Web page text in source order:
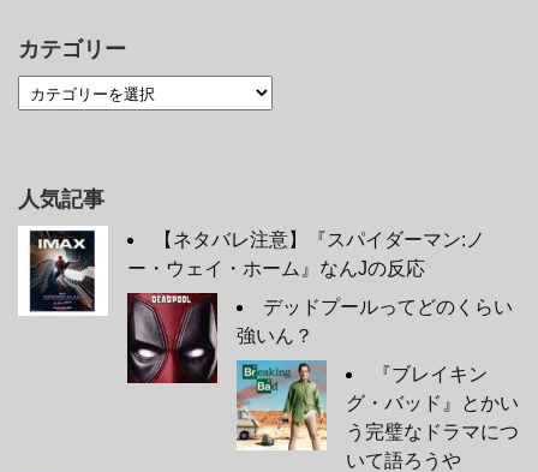
カテゴリー
人気記事
【ネタバレ注意】『スパイダーマン:ノ
ー・ウェイ・ホーム』なんJの反応
デッドプールってどのくらい
強いん？
『ブレイキン
グ・バッド』とかい
う完璧なドラマにつ
いて語ろうや